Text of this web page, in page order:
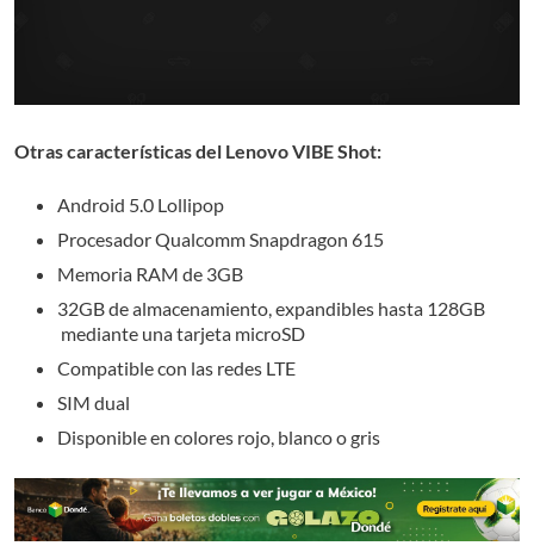
Otras características del Lenovo VIBE Shot:
Android 5.0 Lollipop
Procesador Qualcomm Snapdragon 615
Memoria RAM de 3GB
32GB de almacenamiento, expandibles hasta 128GB
mediante una tarjeta microSD
Compatible con las redes LTE
SIM dual
Disponible en colores rojo, blanco o gris